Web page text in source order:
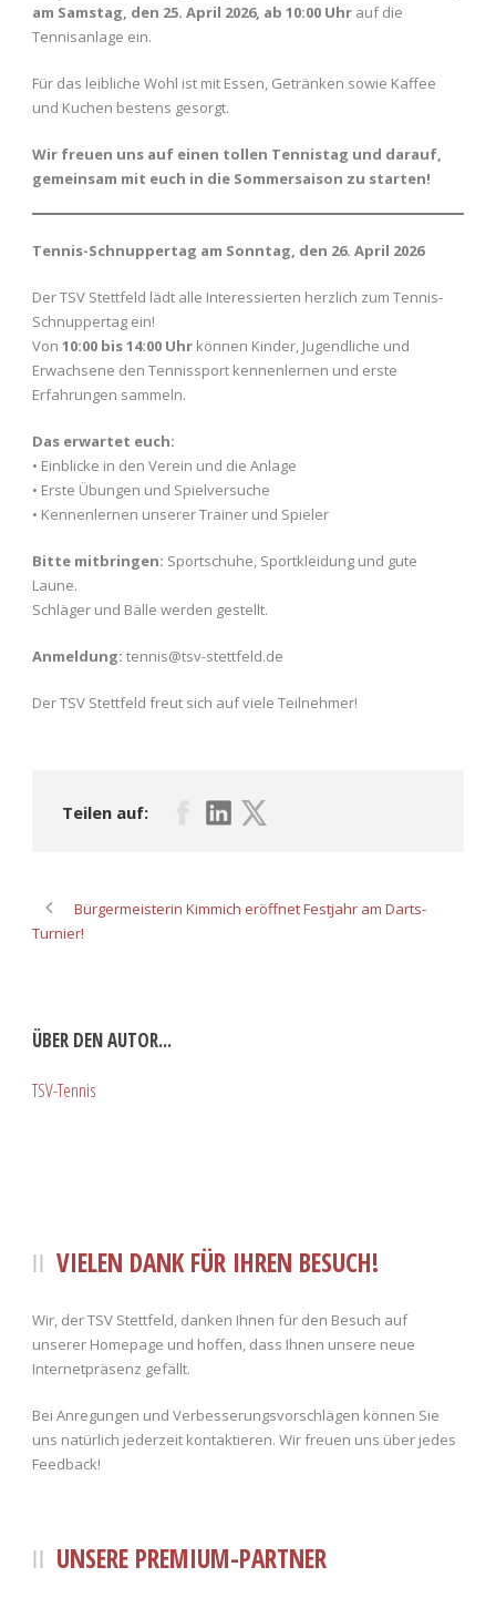
am Samstag, den 25. April 2026, ab 10:00 Uhr auf die
Tennisanlage ein.
Für das leibliche Wohl ist mit Essen, Getränken sowie Kaffee
und Kuchen bestens gesorgt.
Wir freuen uns auf einen tollen Tennistag und darauf,
gemeinsam mit euch in die Sommersaison zu starten!
Tennis-Schnuppertag am Sonntag, den 26. April 2026
Der TSV Stettfeld lädt alle Interessierten herzlich zum Tennis-
Schnuppertag ein!
Von 10:00 bis 14:00 Uhr können Kinder, Jugendliche und
Erwachsene den Tennissport kennenlernen und erste
Erfahrungen sammeln.
Das erwartet euch:
• Einblicke in den Verein und die Anlage
• Erste Übungen und Spielversuche
• Kennenlernen unserer Trainer und Spieler
Bitte mitbringen: Sportschuhe, Sportkleidung und gute
Laune.
Schläger und Bälle werden gestellt.
Anmeldung: tennis@tsv-stettfeld.de
Der TSV Stettfeld freut sich auf viele Teilnehmer!
Teilen auf:
Bürgermeisterin Kimmich eröffnet Festjahr am Darts-
Turnier!
ÜBER DEN AUTOR...
TSV-Tennis
VIELEN DANK FÜR IHREN BESUCH!
Wir, der TSV Stettfeld, danken Ihnen für den Besuch auf
unserer Homepage und hoffen, dass Ihnen unsere neue
Internetpräsenz gefällt.
Bei Anregungen und Verbesserungsvorschlägen können Sie
uns natürlich jederzeit kontaktieren. Wir freuen uns über jedes
Feedback!
UNSERE PREMIUM-PARTNER